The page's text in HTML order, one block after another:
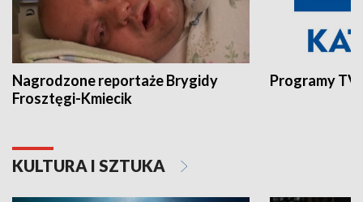
Nagrodzone reportaże Brygidy
Frosztęgi-Kmiecik
Programy
KULTURA I SZTUKA